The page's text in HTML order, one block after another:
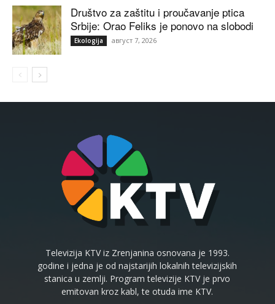
Društvo za zaštitu i proučavanje ptica
Srbije: Orao Feliks je ponovo na slobodi
Ekologija август 7, 2026
Televizija KTV iz Zrenjanina osnovana je 1993.
godine i jedna je od najstarijih lokalnih televizijskih
stanica u zemlji. Program televizije KTV je prvo
emitovan kroz kabl, te otuda ime KTV.